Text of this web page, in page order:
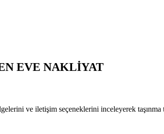
EVE NAKLİYAT
ve iletişim seçeneklerini inceleyerek